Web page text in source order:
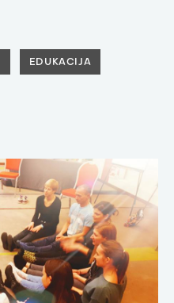
EDUKACIJA